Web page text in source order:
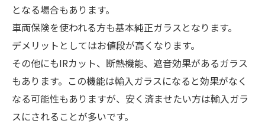
となる場合もあります。
車両保険を使われる方も基本純正ガラスとなります。
デメリットとしてはお値段が高くなります。
その他にもIRカット、断熱機能、遮音効果があるガラス
もあります。この機能は輸入ガラスになると効果がなく
なる可能性もありますが、安く済ませたい方は輸入ガラ
スにされることが多いです。